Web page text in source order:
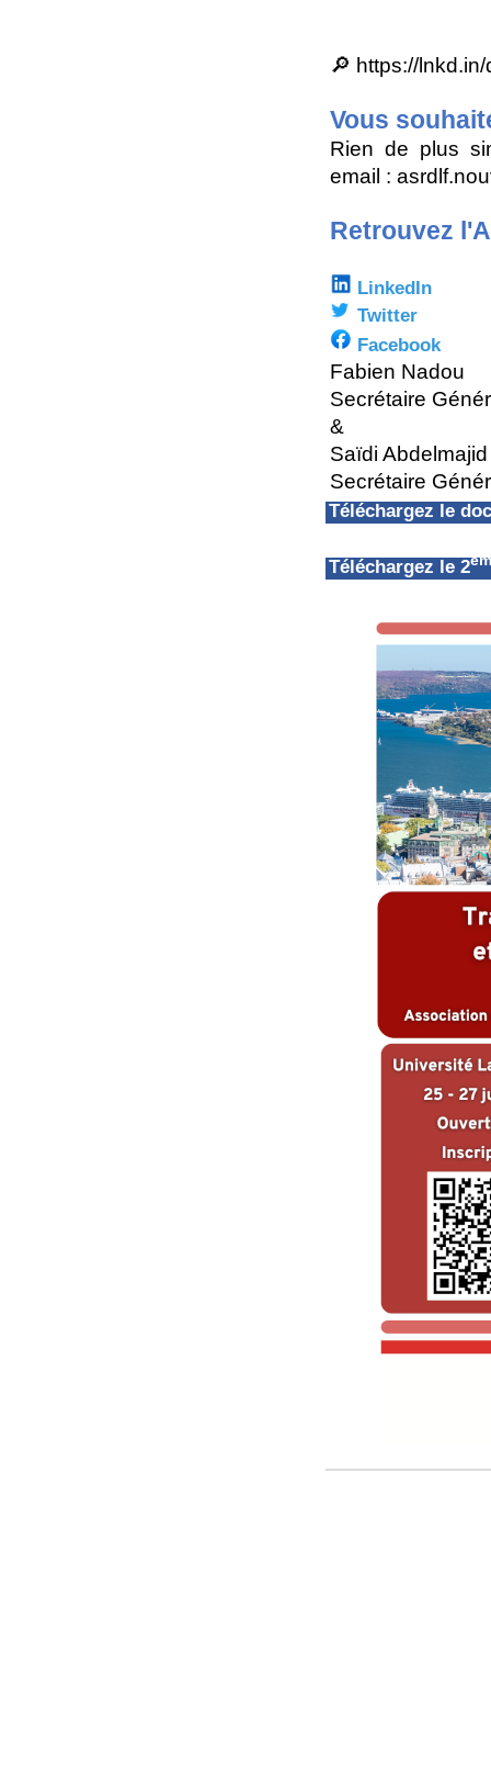
🔎 https://
Vous
Rien de plus
email :
Retrouvez
LinkedIn
Twitter
Facebook
Fabien Nadou
Secrétaire
&
Saïdi Abdelmajid
Secrétaire
Téléchargez le
Téléchargez le 2